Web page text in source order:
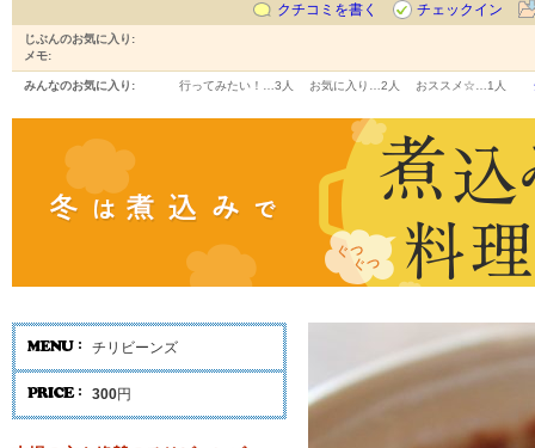
クチコミを書く
チェックイン
じぶんのお気に入り:
メモ:
みんなのお気に入り: 行ってみたい！… 3人 お気に入り… 2人 おススメ☆… 1人
チリビーンズ
300円